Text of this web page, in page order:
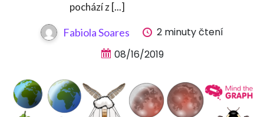
pochází z [...]
Fabiola Soares
2 minuty čtení
08/16/2019